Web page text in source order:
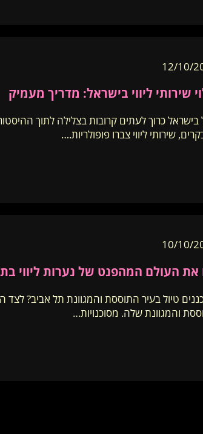
12/10/
שירותי ליווי בישראל: מדריך מעמיק
בישראל כרוך לעתים קרובות בצלילה לתוך
שירותי ליווי צברו פופולריות.…
10/10/
את העולם המהפנט של נערות ליווי
טיול בעיר התוססת והמגוונת תל אביב? לצד
והמגוונת שלה. מסוכנויות…